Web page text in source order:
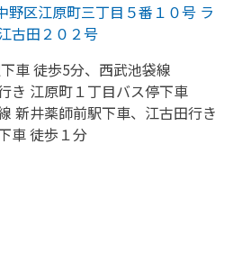
野区江原町三丁目５番１０号 ラ
古田２０２号
車 徒歩5分、 西武池袋線
き 江原町１丁目バス停下車
新井薬師前駅下車、 江古田行き
車 徒歩１分